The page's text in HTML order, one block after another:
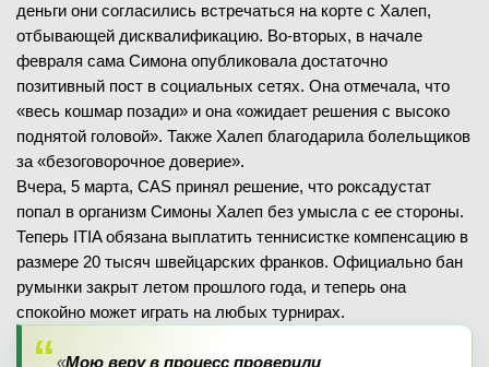
деньги они согласились встречаться на корте с Халеп,
отбывающей дисквалификацию. Во-вторых, в начале
февраля сама Симона опубликовала достаточно
позитивный пост в социальных сетях. Она отмечала, что
«весь кошмар позади» и она «ожидает решения с высоко
поднятой головой». Также Халеп благодарила болельщиков
за «безоговорочное доверие».
Вчера, 5 марта, CAS принял решение, что роксадустат
попал в организм Симоны Халеп без умысла с ее стороны.
Теперь ITIA обязана выплатить теннисистке компенсацию в
размере 20 тысяч швейцарских франков. Официально бан
румынки закрыт летом прошлого года, и теперь она
спокойно может играть на любых турнирах.
«Мою веру в процесс проверили